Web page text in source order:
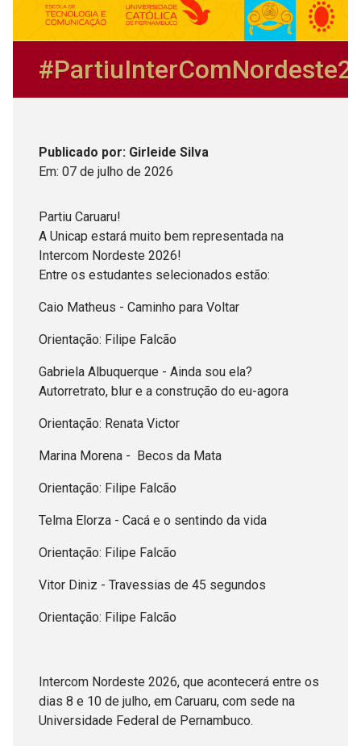
Publicado por: Girleide Silva
Em: 07 de julho de 2026
Partiu Caruaru!
A Unicap estará muito bem representada na
Intercom Nordeste 2026!
Entre os estudantes selecionados estão:
Caio Matheus - Caminho para Voltar
Orientação: Filipe Falcão
Gabriela Albuquerque - Ainda sou ela?
Autorretrato, blur e a construção do eu-agora
Orientação: Renata Victor
Marina Morena - Becos da Mata
Orientação: Filipe Falcão
Telma Elorza - Cacá e o sentindo da vida
Orientação: Filipe Falcão
Vitor Diniz - Travessias de 45 segundos
Orientação: Filipe Falcão
Intercom Nordeste 2026, que acontecerá entre os
dias 8 e 10 de julho, em Caruaru, com sede na
Universidade Federal de Pernambuco.